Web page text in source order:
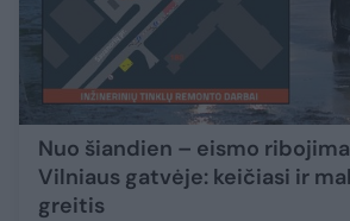
Nuo šiandien – eismo
Vilniaus gatvėje: keičiasi ir
greitis